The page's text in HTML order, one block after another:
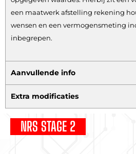
een maatwerk afstelling rekening
wensen en een vermogensmeting
inbegrepen.
Aanvullende info
Extra modificaties
NRS STAGE 2